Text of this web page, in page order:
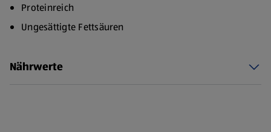
Proteinreich
Ungesättigte Fettsäuren
Nährwerte